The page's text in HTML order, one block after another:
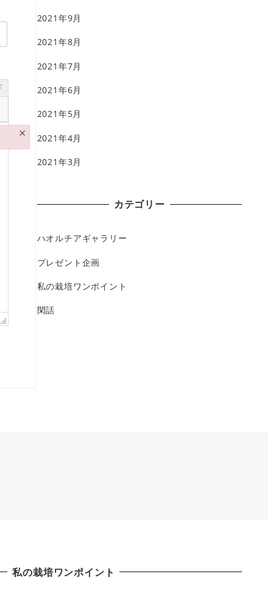
2021年9月
2021年8月
2021年7月
2021年6月
2021年5月
2021年4月
2021年3月
カテゴリー
ハオルチアギャラリー
プレゼント企画
私の栽培ワンポイント
閑話
私の栽培ワンポイント
×